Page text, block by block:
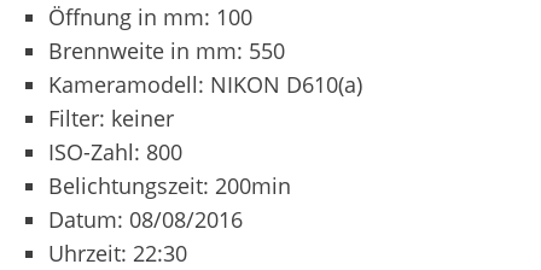
Öffnung in mm: 100
Brennweite in mm: 550
Kameramodell: NIKON D610(a)
Filter: keiner
ISO-Zahl: 800
Belichtungszeit: 200min
Datum: 08/08/2016
Uhrzeit: 22:30